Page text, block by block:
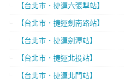
【台北市．捷運六張犁站】
【台北市．捷運劍南路站】
【台北市．捷運劍潭站】
【台北市．捷運北投站】
【台北市．捷運北門站】